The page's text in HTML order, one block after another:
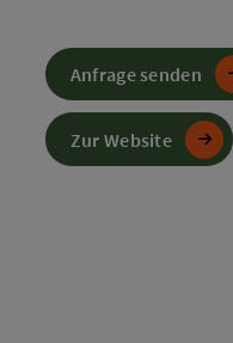
Anfrage senden
Zur Website